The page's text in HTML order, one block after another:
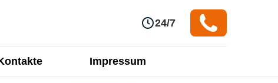
24/7
Impressum